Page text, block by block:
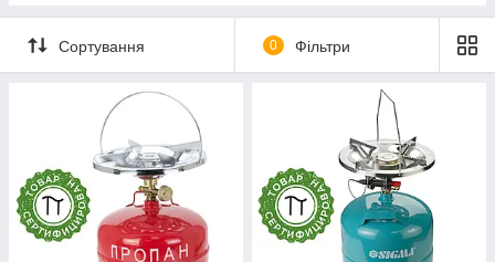
Сортування 0 Фільтри